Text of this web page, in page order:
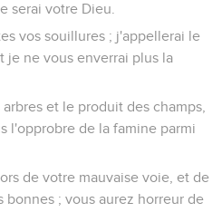
serai votre Dieu.
vos souillures ; j'appellerai le
ne vous enverrai plus la
et le produit des champs,
l'opprobre de la famine parmi
de votre mauvaise voie, et de
bonnes ; vous aurez horreur de